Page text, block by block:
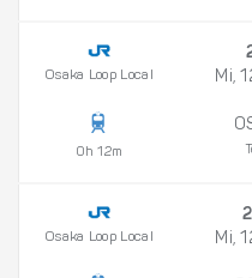
Osaka Loop Local
0h 12m
Mi,
Osaka Loop Local
Mi,